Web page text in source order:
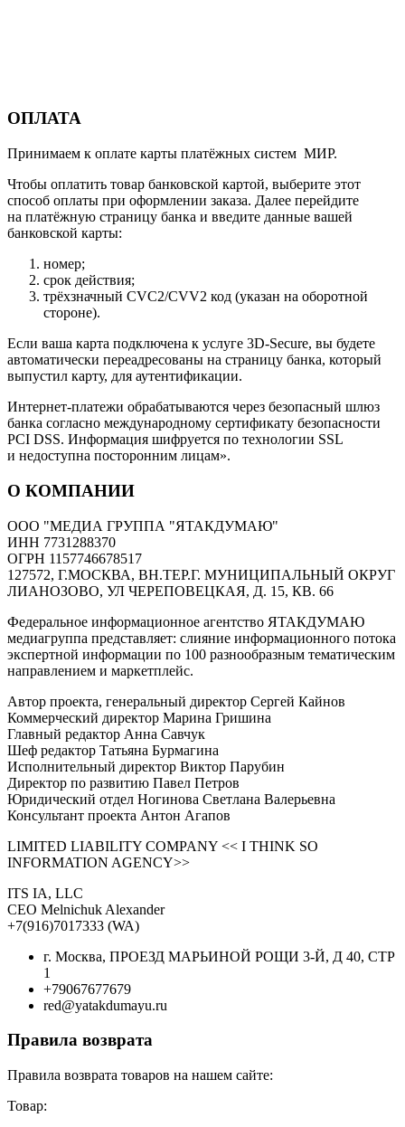
ОПЛАТА
Принимаем к оплате карты платёжных систем МИР.
Чтобы оплатить товар банковской картой, выберите этот
способ оплаты при оформлении заказа. Далее перейдите
на платёжную страницу банка и введите данные вашей
банковской карты:
номер;
срок действия;
трёхзначный CVC2/CVV2 код (указан на оборотной
стороне).
Если ваша карта подключена к услуге 3D-Secure, вы будете
автоматически переадресованы на страницу банка, который
выпустил карту, для аутентификации.
Интернет-платежи обрабатываются через безопасный шлюз
банка согласно международному сертификату безопасности
PCI DSS. Информация шифруется по технологии SSL
и недоступна посторонним лицам».
О КОМПАНИИ
ООО "МЕДИА ГРУППА "ЯТАКДУМАЮ"
ИНН 7731288370
ОГРН 1157746678517
127572, Г.МОСКВА, ВН.ТЕР.Г. МУНИЦИПАЛЬНЫЙ ОКРУГ
ЛИАНОЗОВО, УЛ ЧЕРЕПОВЕЦКАЯ, Д. 15, КВ. 66
Федеральное информационное агентство ЯТАКДУМАЮ
медиагруппа представляет: слияние информационного потока
экспертной информации по 100 разнообразным тематическим
направлением и маркетплейс.
Автор проекта, генеральный директор Сергей Кайнов
Коммерческий директор Марина Гришина
Главный редактор Анна Савчук
Шеф редактор Татьяна Бурмагина
Исполнительный директор Виктор Парубин
Директор по развитию Павел Петров
Юридический отдел Ногинова Светлана Валерьевна
Консультант проекта Антон Агапов
LIMITED LIABILITY COMPANY << I THINK SO
INFORMATION AGENCY>>
ITS IA, LLC
CEO Melnichuk Alexander
+7(916)7017333 (WA)
г. Москва, ПРОЕЗД МАРЬИНОЙ РОЩИ 3-Й, Д 40, СТР
1
+79067677679
red@yatakdumayu.ru
Правила возврата
Правила возврата товаров на нашем сайте:
Товар: